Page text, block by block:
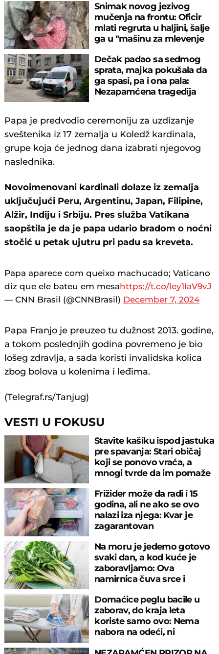
Snimak novog jezivog
mučenja na frontu: Oficir
mlati regruta u haljini, šalje
ga u "mašinu za mlevenje
Dečak padao sa sedmog
sprata, majka pokušala da
ga spasi, pa i ona pala:
Nezapamćena tragedija
Papa je predvodio ceremoniju za uzdizanje
sveštenika iz 17 zemalja u Koledž kardinala,
grupe koja će jednog dana izabrati njegovog
naslednika.
Novoimenovani kardinali dolaze iz zemalja
uključujući Peru, Argentinu, Japan, Filipine,
Alžir, Indiju i Srbiju. Pres služba Vatikana
saopštila je da je papa udario bradom o noćni
stočić u petak ujutru pri padu sa kreveta.
Papa aparece com queixo machucado; Vaticano
diz que ele bateu em mesahttps://t.co/ley1IaV9vJ
— CNN Brasil (@CNNBrasil) December 7, 2024
Papa Franjo je preuzeo tu dužnost 2013. godine,
a tokom poslednjih godina povremeno je bio
lošeg zdravlja, a sada koristi invalidska kolica
zbog bolova u kolenima i leđima.
(Telegraf.rs/Tanjug)
VESTI U FOKUSU
Stavite kašiku ispod jastuka
pre spavanja: Stari običaj
koji se ponovo vraća, a
mnogi tvrde da im pomaže
Frižider može da radi i 15
godina, ali ne ako se ovo
nalazi iza njega: Kvar je
zagarantovan
Na moru je jedemo gotovo
svaki dan, a kod kuće je
zaboravljamo: Ova
namirnica čuva srce i
Domaćice peglu bacile u
zaborav, do kraja leta
koriste samo ovo: Nema
nabora na odeći, ni